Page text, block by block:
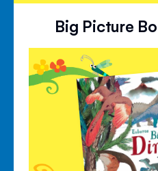
Big Picture